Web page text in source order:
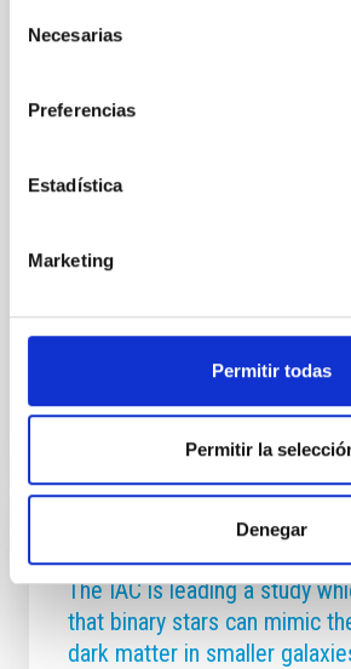
Necesarias
Preferencias
Estadística
Marketing
Permitir todas
Permitir la
Denegar
Más de un siglo después de haber
hacia el firmamento para captar un
equipamiento científico desplegado
durante el histórico eclipse solar
recuperando su funcionamiento
respetando al máximo sus
y estar listo para incorporarse a las
08/06/2026 -
The IAC is leading a study
that binary stars can mimic
dark matter in smaller